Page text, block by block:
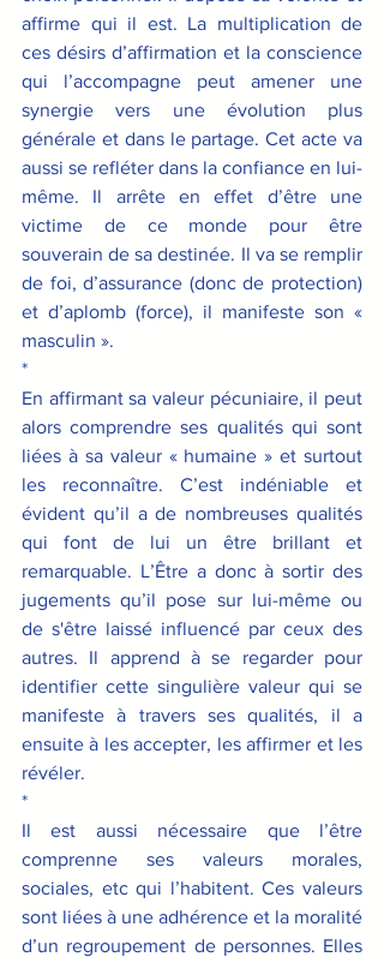
affirme qui il est. La multiplication de
ces désirs d’affirmation et la conscience
qui l’accompagne peut amener une
synergie vers une évolution plus
générale et dans le partage. Cet acte va
aussi se refléter dans la confiance en lui-
même. Il arrête en effet d’être une
victime de ce monde pour être
souverain de sa destinée. Il va se remplir
de foi, d’assurance (donc de protection)
et d’aplomb (force), il manifeste son «
masculin ».
*
En affirmant sa valeur pécuniaire, il peut
alors comprendre ses qualités qui sont
liées à sa valeur « humaine » et surtout
les reconnaître. C’est indéniable et
évident qu’il a de nombreuses qualités
qui font de lui un être brillant et
remarquable. L’Être a donc à sortir des
jugements qu’il pose sur lui-même ou
de s'être laissé influencé par ceux des
autres. Il apprend à se regarder pour
identifier cette singulière valeur qui se
manifeste à travers ses qualités, il a
ensuite à les accepter, les affirmer et les
révéler.
*
Il est aussi nécessaire que l’être
comprenne ses valeurs morales,
sociales, etc qui l’habitent. Ces valeurs
sont liées à une adhérence et la moralité
d’un regroupement de personnes. Elles